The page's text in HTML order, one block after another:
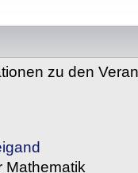
zu den
Mathematik